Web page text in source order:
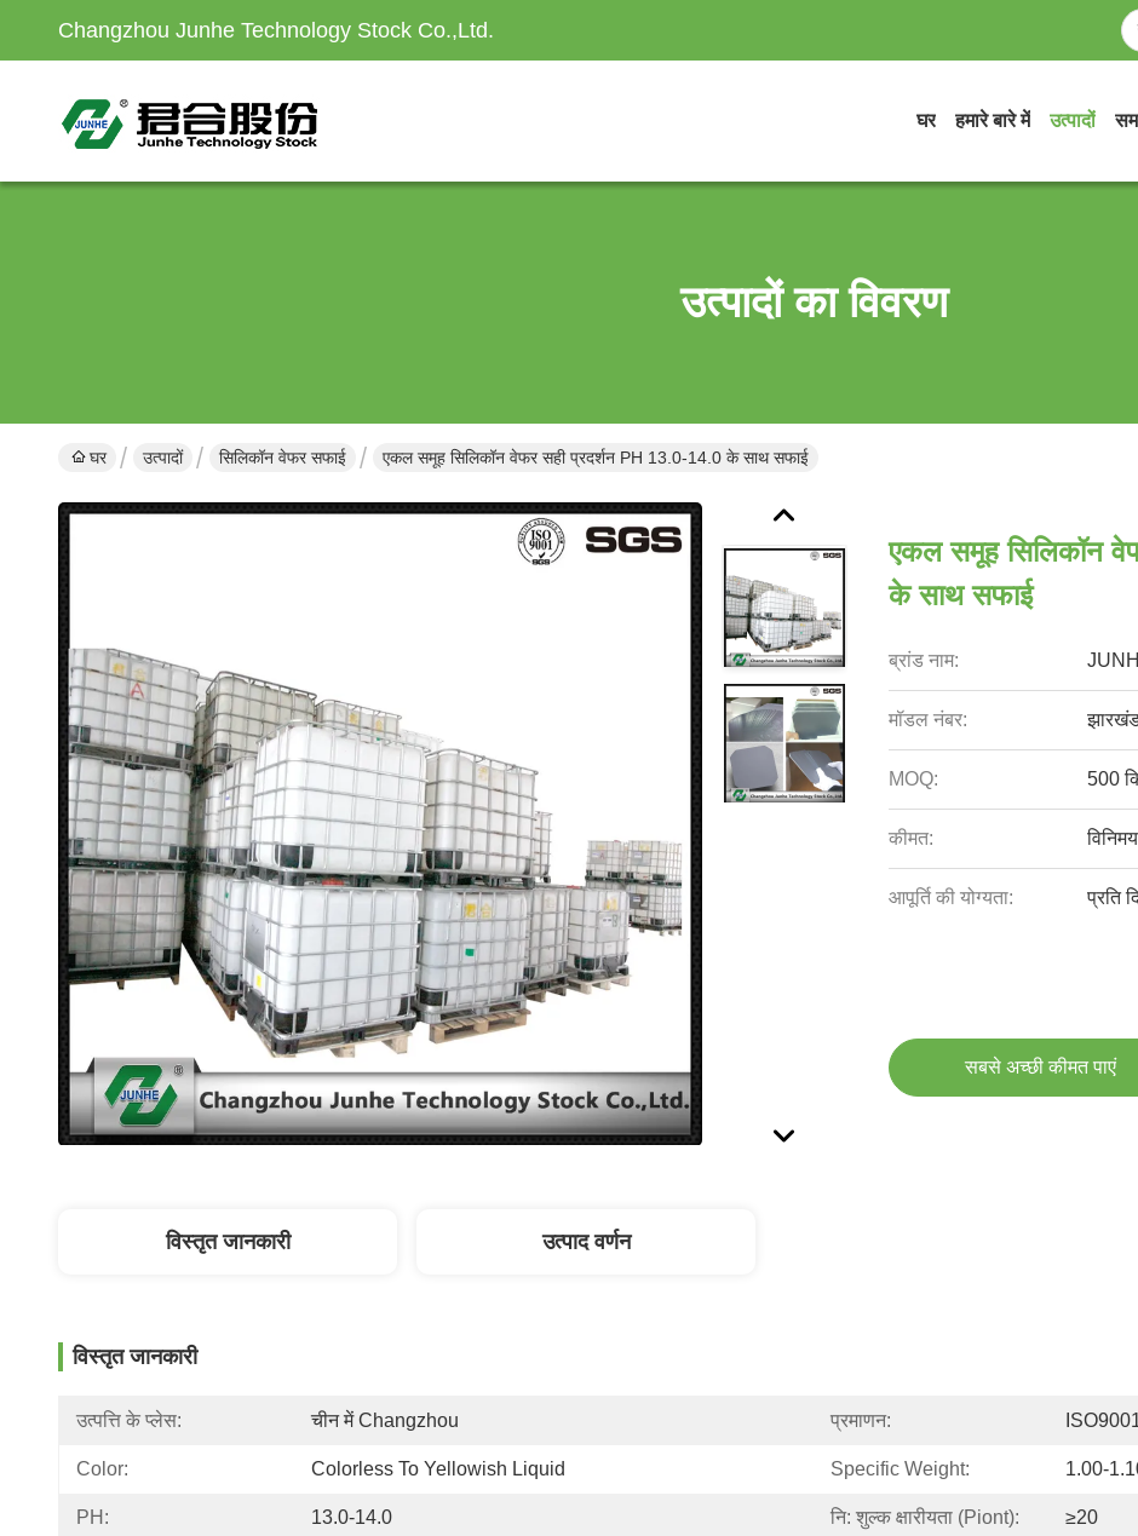
Changzhou Junhe Technology Stock Co.,Ltd.
घर हमारे बारे में उत्पादों
उत्पादों का विवरण
घर उत्पादों सिलिकॉन वेफर सफाई एकल समूह सिलिकॉन वेफर सही प्रदर्शन PH 13.0-14.0 के साथ सफाई
एकल समूह सिलिकॉन
के साथ सफाई
ब्रांड नाम:
मॉडल नंबर:
MOQ: 500
कीमत:
आपूर्ति की योग्यता: प्रति
सबसे अच्छी कीमत पाएं
विस्तृत जानकारी उत्पाद वर्णन
विस्तृत जानकारी
उत्पत्ति के प्लेस: चीन में Changzhou प्रमाणन:
Color: Colorless To Yellowish Liquid Specific Weight: 1.00-
PH: 13.0-14.0 नि: शुल्क क्षारीयता (piont): ≥20